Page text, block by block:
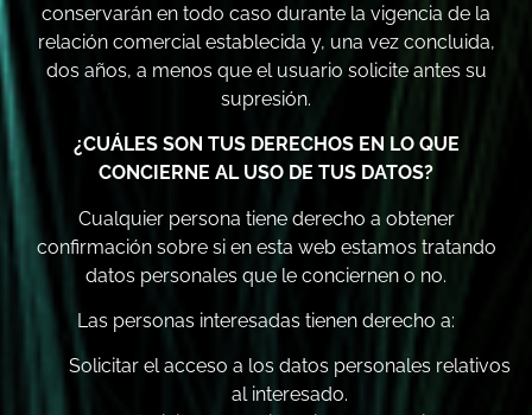
conservarán en todo caso durante la vigencia de la
relación comercial establecida y, una vez concluida,
dos años, a menos que el usuario solicite antes su
supresión.
¿CUÁLES SON TUS DERECHOS EN LO QUE
CONCIERNE AL USO DE TUS DATOS?
Cualquier persona tiene derecho a obtener
confirmación sobre si en esta web estamos tratando
datos personales que le conciernen o no.
Las personas interesadas tienen derecho a:
Solicitar el acceso a los datos personales relativos
al interesado.